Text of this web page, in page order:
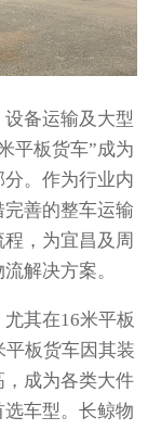
备运输及大型
平板货车”成为
。作为行业内
善的整车运输
，为宜昌及周
解决方案。
其在16米平板
板货车因其装
成为各类大件
车型。长鲸物